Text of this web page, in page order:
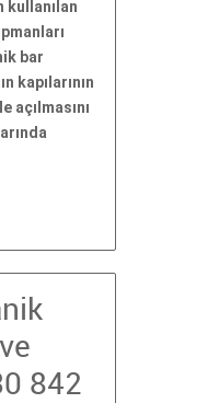
kullanılan
bar
kapılarının
açılmasını
842